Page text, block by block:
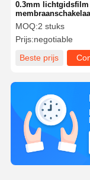
0.3mm lichtgidsfilm
elke toepassing
oppervlakte
MOQ:2 stuks
Prijs:negotiable
Beste prijs